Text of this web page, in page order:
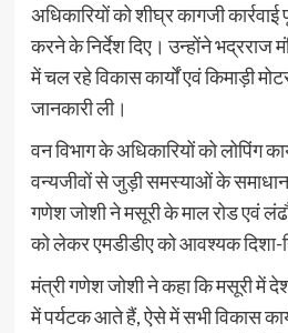
अधिकारियों को शीघ्र कागजी कार्रवाई
करने के निर्देश दिए। उन्होंने भद्रराज
में चल रहे विकास कार्यों एवं किमाड़ी
जानकारी ली।
वन विभाग के अधिकारियों को लोपिंग
वन्यजीवों से जुड़ी समस्याओं के समाधान
गणेश जोशी ने मसूरी के माल रोड एवं
को लेकर एमडीडीए को आवश्यक दिशा-
मंत्री गणेश जोशी ने कहा कि मसूरी में
में पर्यटक आते हैं, ऐसे में सभी विकास